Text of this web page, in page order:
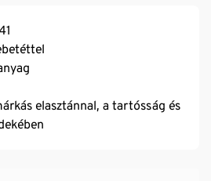
elasztánnal, a tartósság és